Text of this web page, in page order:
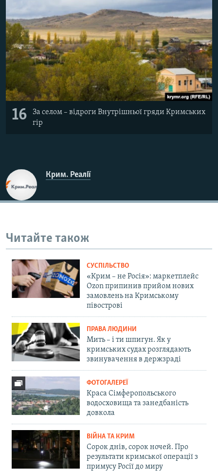
16
За селом – відроги Внутрішньої гряди Кримських
гір
Крим. Реалії
Читайте також
СУСПІЛЬСТВО
«Крим – не Росія»: маркетплейс
Ozon припинив прийом нових
замовлень на Кримському
півострові
ПРАВА ЛЮДИНИ
Мить – і ти шпигун. Як у
кримських судах розглядають
звинувачення в держзраді
ФОТОГАЛЕРЕЇ
Краса Сімферопольського
водосховища та занедбаність
довкола
ВІЙНА ТА КРИМ
Сорок днів, сорок ночей. Про
результати кримської операції з
примусу Росії до миру